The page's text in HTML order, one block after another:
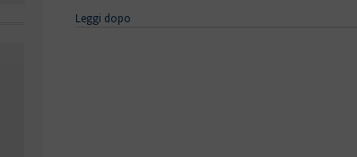
Leggi dopo